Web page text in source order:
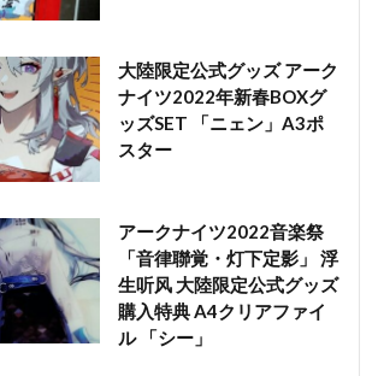
大陸限定公式グッズ アーク
ナイツ2022年新春BOXグ
ッズSET 「ニェン」A3ポ
スター
アークナイツ2022音楽祭
「音律聯覚・灯下定影」 浮
生听风 大陸限定公式グッズ
購入特典 A4クリアファイ
ル 「シー」